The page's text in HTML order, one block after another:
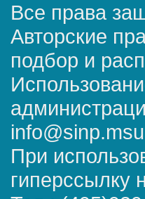
Все права
Авторские
подбор и
При
гиперссылку